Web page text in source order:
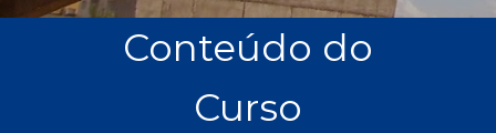
Conteúdo do
Curso